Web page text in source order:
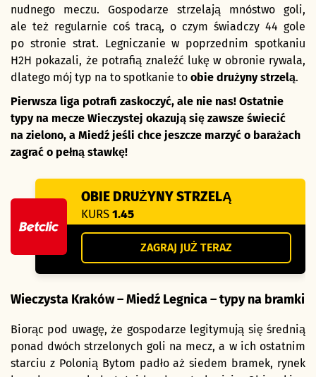
nudnego meczu. Gospodarze strzelają mnóstwo goli,
ale też regularnie coś tracą, o czym świadczy 44 gole
po stronie strat. Legniczanie w poprzednim spotkaniu
H2H pokazali, że potrafią znaleźć lukę w obronie rywala,
dlatego mój typ na to spotkanie to obie drużyny strzelą.
Pierwsza liga potrafi zaskoczyć, ale nie nas! Ostatnie
typy na mecze Wieczystej okazują się zawsze świecić
na zielono, a Miedź jeśli chce jeszcze marzyć o barażach
zagrać o pełną stawkę!
OBIE DRUŻYNY STRZELĄ
KURS 1.45
ZAGRAJ JUŻ TERAZ
Wieczysta Kraków – Miedź Legnica – typy na bramki
Biorąc pod uwagę, że gospodarze legitymują się średnią
ponad dwóch strzelonych goli na mecz, a w ich ostatnim
starciu z Polonią Bytom padło aż siedem bramek, rynek